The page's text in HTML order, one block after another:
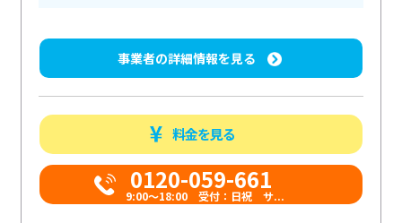
事業者の詳細情報を見る
料金を見る
0120-059-661
9:00〜18:00 受付：日祝 サ...